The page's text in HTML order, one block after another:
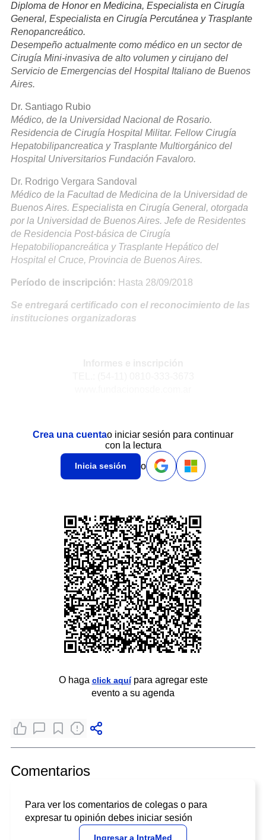
Diploma de Honor en Medicina, Especialista en Cirugía
General, Especialista en Cirugía Percutánea y Trasplante
Renopancreático.
Desempeño actualmente como médico en un sector de
Cirugía Mini-invasiva de alto volumen y cirujano del
Servicio de Emergencias del Hospital Italiano de Buenos
Aires.
Dr. Santiago Rubio
Médico, de la Universidad Nacional de Rosario.
Residencia de Cirugía Hospital Militar. Fellow Cirugía
Hepatobilipancreatica y Trasplante Multiorgánico del
Hospital Universitarios Fundación Favaloro.
Dr. Rodrigo Vergara Sandoval
Médico de la Facultad de Medicina de la Universidad de
Buenos Aires. Especialista en Cirugía General, otorgada
por la Universidad de Buenos Aires. Jefe de Residentes
de Residencia Post-básica de Cirugía
Hepatobiliopancreática y Trasplante Hepático del
Hospital el Cruce, Provincia de Buenos Aires.
Período de inscripción: Hasta 28/09/2018
Se entregará certificado con el reconocimiento de las
instituciones organizadoras
Crea una cuentao iniciar sesión para continuar
con la lectura
Inicia sesión o
O haga click aquípara agregar este
evento a su agenda
Comentarios
Para ver los comentarios de colegas o para
expresar tu opinión debes iniciar sesión
Ingresar a IntraMed